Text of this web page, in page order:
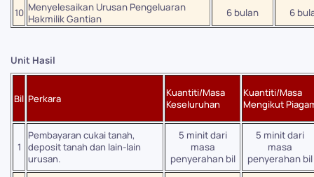
10 Menyelesaikan Urusan Pengeluaran
Hakmilik Gantian
6 bulan 6
Unit Hasil
Bil Perkara
Kuantiti/Masa
Keseluruhan
Kuantiti/Masa
Mengikut
1
Pembayaran cukai tanah,
deposit tanah dan lain-lain
urusan.
5 minit dari
masa
penyerahan bil
5 minit dari
masa
penyerahan bil